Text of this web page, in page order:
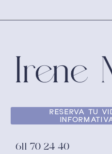
RESERVA TU
611 70 24 40